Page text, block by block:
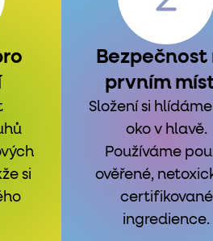
si
Bezpečnost
prvním
Složení si
oko v hlavě.
Používáme
ověřené,
certifikované
ingredience.